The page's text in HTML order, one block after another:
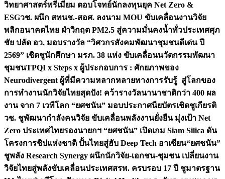
วิทยาศาสตร์พรีเมียม ตอบโจทย์นักลงทุนยุค Net Zero &
ESGวช. ผนึก สทนช.-สอศ. ลงนาม MOU ขับเคลื่อนงานวิจัย
พลิกอนาคตไทย ฝ่าวิกฤต PM2.5 สู่ความมั่นคงน้ำทั่วประเทศศุภ
ชัย ปลัด อว. มอบรางวัล “วิศวกรสังคมพัฒนาชุมชนดีเด่น ปี
2569” เชิดชูนักศึกษา มรภ. 38 แห่ง ขับเคลื่อนนวัตกรรมพัฒนา
ชุมชนTPQI x Steps x ผู้ประกอบการ : ศักยภาพของ
Neurodivergent ผู้ที่มีความหลากหลายทางการรับรู้ สู่โลกของ
การทำงานนักวิจัยไทยสุดปัง! คว้ารางวัลนานาชาติกว่า 400 ผล
งาน จาก 7 เวทีโลก “ยศชนัน” มอบประกาศนียบัตรเชิดชูเกียรติ
วช. ชูพัฒนากำลังคนวิจัย ขับเคลื่อนพลังงานยั่งยืน มุ่งเป้า Net
Zero ประเทศไทยรองนายกฯ “ยศชนัน” เปิดเกม Siam Silica ดัน
โครงการชิปแห่งชาติ ปั้นไทยสู่ฮับ Deep Tech อาเซียน“ยศชนัน”
ชูพลัง Research Synergy ผนึกนักวิจัย-เอกชน-ชุมชน เปลี่ยนงาน
วิจัยไทยสู่พลังขับเคลื่อนประเทศสรพ. ครบรอบ 17 ปี ชูมาตรฐาน